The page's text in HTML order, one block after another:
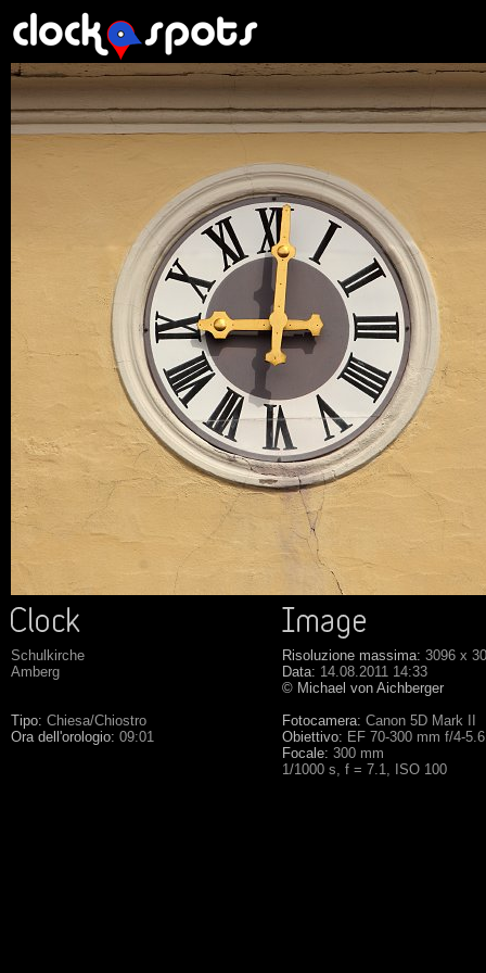
Schulkirche
Amberg
Tipo: Chiesa/Chiostro
Ora dell'orologio: 09:01
Risoluzione massima: 3096 x
Data: 14.08.2011 14:33
© Michael von Aichberger
Fotocamera: Canon 5D Mark II
Obiettivo: EF 70-300 mm f/4-
Focale: 300 mm
1/1000 s, f = 7.1, ISO 100